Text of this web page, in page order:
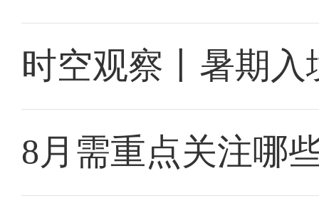
时空观察丨暑期入
8月需重点关注哪